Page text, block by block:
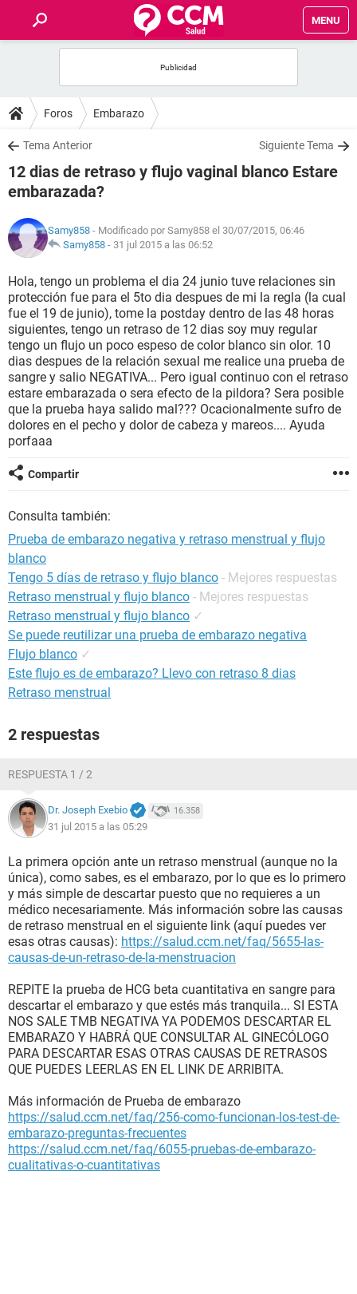
MENU
FOROS
SALUD
FAMILIA
NUTRICIÓN
SEXUALIDAD
GLOSARIO
Foros Embarazo
Tema Anterior Siguiente Tema
12 dias de retraso y flujo vaginal blanco Estare
embarazada?
Samy858 - Modificado por Samy858 el 30/07/2015, 06:46
Samy858 - 31 jul 2015 a las 06:52
Hola, tengo un problema el dia 24 junio tuve relaciones sin
protección fue para el 5to dia despues de mi la regla (la cual
fue el 19 de junio), tome la postday dentro de las 48 horas
siguientes, tengo un retraso de 12 dias soy muy regular
tengo un flujo un poco espeso de color blanco sin olor. 10
dias despues de la relación sexual me realice una prueba de
sangre y salio NEGATIVA... Pero igual continuo con el retraso
estare embarazada o sera efecto de la pildora? Sera posible
que la prueba haya salido mal??? Ocacionalmente sufro de
dolores en el pecho y dolor de cabeza y mareos.... Ayuda
porfaaa
Compartir
Consulta también:
Prueba de embarazo negativa y retraso menstrual y flujo
blanco
Tengo 5 días de retraso y flujo blanco - Mejores respuestas
Retraso menstrual y flujo blanco - Mejores respuestas
Retraso menstrual y flujo blanco ✓
Se puede reutilizar una prueba de embarazo negativa
Flujo blanco ✓
Este flujo es de embarazo? Llevo con retraso 8 dias
Retraso menstrual
2 respuestas
RESPUESTA 1 / 2
Dr. Joseph Exebio 16.358
31 jul 2015 a las 05:29
La primera opción ante un retraso menstrual (aunque no la
única), como sabes, es el embarazo, por lo que es lo primero
y más simple de descartar puesto que no requieres a un
médico necesariamente. Más información sobre las causas
de retraso menstrual en el siguiente link (aquí puedes ver
esas otras causas): https://salud.ccm.net/faq/5655-las-
causas-de-un-retraso-de-la-menstruacion
REPITE la prueba de HCG beta cuantitativa en sangre para
descartar el embarazo y que estés más tranquila... SI ESTA
NOS SALE TMB NEGATIVA YA PODEMOS DESCARTAR EL
EMBARAZO Y HABRÁ QUE CONSULTAR AL GINECÓLOGO
PARA DESCARTAR ESAS OTRAS CAUSAS DE RETRASOS
QUE PUEDES LEERLAS EN EL LINK DE ARRIBITA.
Más información de Prueba de embarazo
https://salud.ccm.net/faq/256-como-funcionan-los-test-de-
embarazo-preguntas-frecuentes
https://salud.ccm.net/faq/6055-pruebas-de-embarazo-
cualitativas-o-cuantitativas